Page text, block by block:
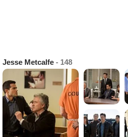
Jesse Metcalfe - 148